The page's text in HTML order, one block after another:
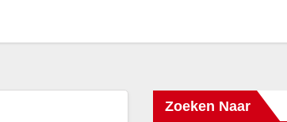
Zoeken Naar